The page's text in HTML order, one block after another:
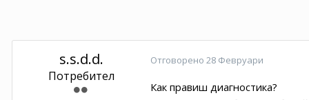
s.s.d.d.
Потребител
Отговорено 28 Февруари
Как правиш диагностика?